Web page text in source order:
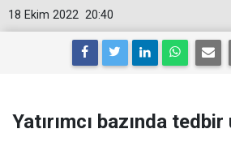
20:40
18 Ekim 2022
Yatırımcı bazında